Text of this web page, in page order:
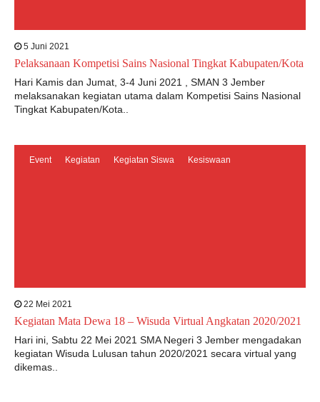
5 Juni 2021
Pelaksanaan Kompetisi Sains Nasional Tingkat Kabupaten/Kota
Hari Kamis dan Jumat, 3-4 Juni 2021 , SMAN 3 Jember
melaksanakan kegiatan utama dalam Kompetisi Sains Nasional
Tingkat Kabupaten/Kota..
Event Kegiatan Kegiatan Siswa Kesiswaan
22 Mei 2021
Kegiatan Mata Dewa 18 – Wisuda Virtual Angkatan 2020/2021
Hari ini, Sabtu 22 Mei 2021 SMA Negeri 3 Jember mengadakan
kegiatan Wisuda Lulusan tahun 2020/2021 secara virtual yang
dikemas..